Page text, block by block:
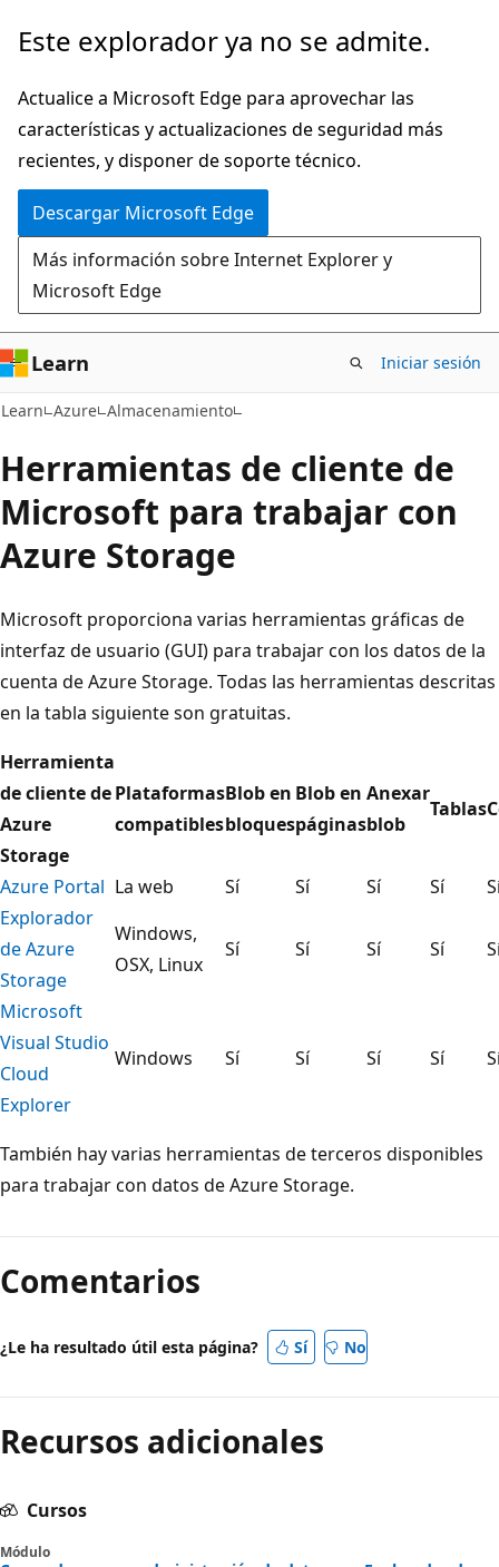
Ir
contenido
principal
Este explorador ya no se admite.
Actualice a Microsoft Edge para aprovechar las
características y actualizaciones de seguridad más
recientes, y disponer de soporte técnico.
Descargar Microsoft Edge
Más información sobre Internet Explorer y
Microsoft Edge
Learn Iniciar sesión
Learn Azure Almacenamiento
Herramientas de cliente de
Microsoft para trabajar con
Azure Storage
Microsoft proporciona varias herramientas gráficas de
interfaz de usuario (GUI) para trabajar con los datos de la
cuenta de Azure Storage. Todas las herramientas descritas
en la tabla siguiente son gratuitas.
Herramienta
de cliente de
Azure
Storage
Plataformas
compatibles
Blob en
bloques
Blob en
páginas
Anexar
blob
Tablas
Azure Portal La web Sí Sí Sí Sí
Explorador
de Azure
Storage
Windows,
OSX, Linux
Sí Sí Sí Sí
Microsoft
Visual Studio
Cloud
Explorer
Windows Sí Sí Sí Sí
También hay varias herramientas de terceros disponibles
para trabajar con datos de Azure Storage.
de
lectura
Comentarios
¿Le ha resultado útil esta página? Sí No
Recursos adicionales
Cursos
Módulo